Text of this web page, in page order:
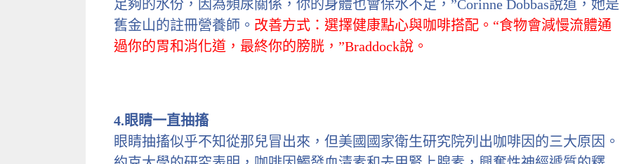
足夠的水份，因為頻尿關係，你的身體也會保水不足，”Corinne Dobbas說道，她是
舊金山的註冊營養師。 改善方式：選擇健康點心與咖啡搭配。“食物會減慢流體通
過你的胃和消化道，最終你的膀胱，”Braddock說。
4.眼睛一直抽搐
眼睛抽搐似乎不知從那兒冒出來，但美國國家衛生研究院列出咖啡因的三大原因。